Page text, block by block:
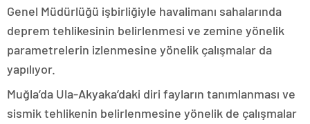
Genel Müdürlüğü işbirliğiyle havalimanı sahalarında
deprem tehlikesinin belirlenmesi ve zemine yönelik
parametrelerin izlenmesine yönelik çalışmalar da
yapılıyor.
Muğla’da Ula-Akyaka’daki diri fayların tanımlanması ve
sismik tehlikenin belirlenmesine yönelik de çalışmalar